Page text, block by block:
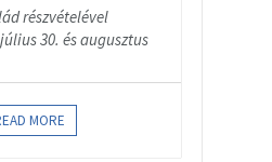
részvételével
30. és augusztus
MORE